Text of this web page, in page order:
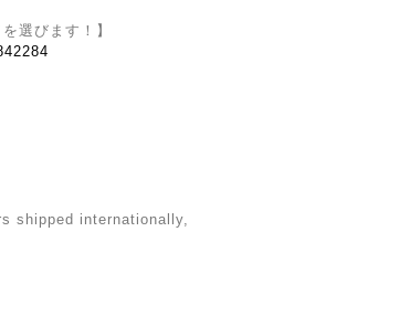
選びます！】
shipped internationally,